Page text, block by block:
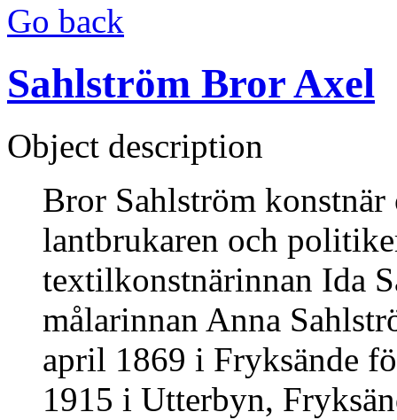
Go back
Sahlström Bror Axel
Object description
Bror Sahlström
lantbrukaren och
textilkonstnärinnan Ida
målarinnan Anna
april 1869 i Fryksände
1915 i Utterbyn,